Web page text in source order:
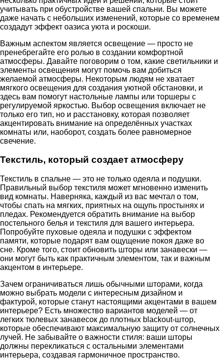
учитывать при обустройстве вашей спальни. Вы можете
даже начать с небольших изменений, которые со временем
создадут эффект оазиса уюта и роскоши.
Важным аспектом является освещение — просто не
пренебрегайте его ролью в создании комфортной
атмосферы. Давайте поговорим о том, какие светильники и
элементы освещения могут помочь вам добиться
желаемой атмосферы. Некоторым людям не хватает
мягкого освещения для создания уютной обстановки, и
здесь вам помогут настольные лампы или торшеры с
регулируемой яркостью. Выбор освещения включает не
только его тип, но и расстановку, которая позволяет
акцентировать внимание на определённых участках
комнаты или, наоборот, создать более равномерное
свечение.
Текстиль, который создает атмосферу
Текстиль в спальне — это не только одеяла и подушки.
Правильный выбор текстиля может мгновенно изменить
вид комнаты. Наверняка, каждый из вас мечтал о том,
чтобы спать на мягких, приятных на ощупь простынях и
пледах. Рекомендуется обратить внимание на выбор
постельного белья и текстиля для вашего интерьера.
Попробуйте пуховые одеяла и подушки с эффектом
памяти, которые подарят вам ощущение покоя даже во
сне. Кроме того, стоит обновить шторы или занавески —
они могут быть как практичным элементом, так и важным
акцентом в интерьере.
Зачем ограничиваться лишь обычными шторами, когда
можно выбрать модели с интересным дизайном и
фактурой, которые станут настоящими акцентами в вашем
интерьере? Есть множество вариантов моделей — от
легких тюлевых занавесок до плотных blackout-штор,
которые обеспечивают максимальную защиту от солнечных
лучей. Не забывайте о важности стиля: ваши шторы
должны перекликаться с остальными элементами
интерьера, создавая гармоничное пространство.